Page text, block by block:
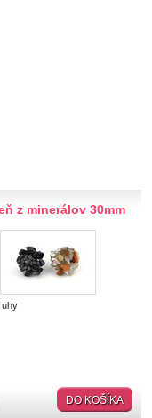
z minerálov 30mm
DO KOŠÍKA